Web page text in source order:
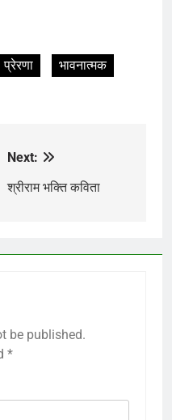
प्रेरणा
भावनात्मक
Next:
श्रीराम भक्ति कविता
be published.
*